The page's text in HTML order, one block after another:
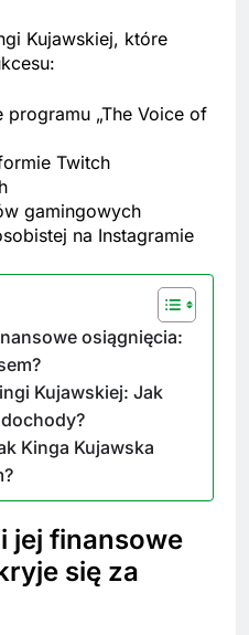
Kujawskiej, które
programu „The Voice of
Twitch
gamingowych
na Instagramie
osiągnięcia:
Kujawskiej: Jak
Kinga Kujawska
jej finansowe
się za